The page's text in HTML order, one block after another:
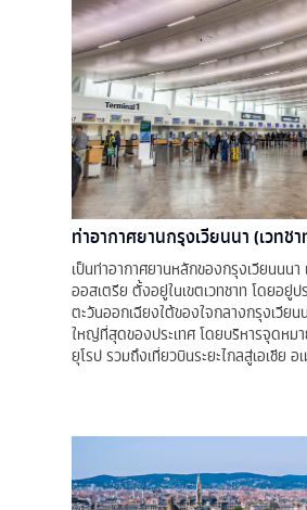
ท่าอากาศยานกรุงเวียนนา (เวทช
เป็นท่าอากาศยานหลักของกรุงเวียนนนา
ออสเตรีย ตั้งอยู่ในเขตเวทชาท โดยอยู่
ตะวันออกเฉียงใต้ของใจกลางกรุงเวียน
ใหญ่ที่สุดของประเทศ โดยบริหารจุดหม
ยุโรป รวมถึงเที่ยวบินระยะไกลสู่เอเชีย อ